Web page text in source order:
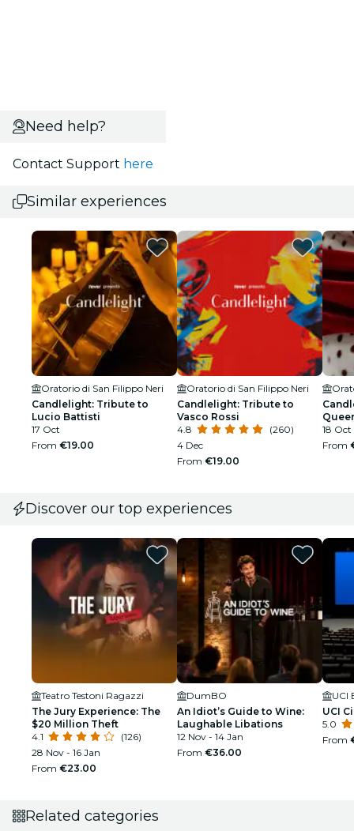
Need help?
Contact Support here
Similar experiences
Oratorio di San Filippo Neri
Candlelight: Tribute to
Lucio Battisti
17 Oct
From €19.00
Oratorio di San Filippo Neri
Candlelight: Tribute to
Vasco Rossi
4.8
(260)
4 Dec
From €19.00
18 Oct
From
Discover our top experiences
Teatro Testoni Ragazzi
The Jury Experience: The
$20 Million Theft
4.1
(126)
28 Nov - 16 Jan
From €23.00
DumBO
An Idiot’s Guide to Wine:
Laughable Libations
12 Nov - 14 Jan
From €36.00
UCI
UCI
5.0
From
Related categories